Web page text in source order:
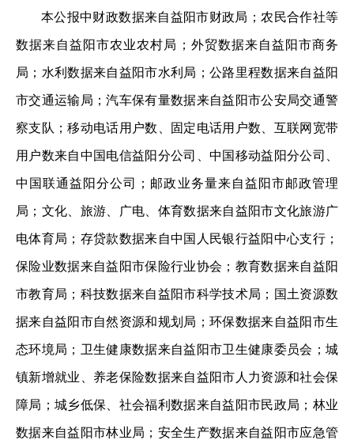
本公报中财政数据来自益阳市财政局；农民合作社等
数据来自益阳市农业农村局；外贸数据来自益阳市商务
局；水利数据来自益阳市水利局；公路里程数据来自益阳
市交通运输局；汽车保有量数据来自益阳市公安局交通警
察支队；移动电话用户数、固定电话用户数、互联网宽带
用户数来自中国电信益阳分公司、中国移动益阳分公司、
中国联通益阳分公司；邮政业务量来自益阳市邮政管理
局；文化、旅游、广电、体育数据来自益阳市文化旅游广
电体育局；存贷款数据来自中国人民银行益阳中心支行；
保险业数据来自益阳市保险行业协会；教育数据来自益阳
市教育局；科技数据来自益阳市科学技术局；国土资源数
据来自益阳市自然资源和规划局；环保数据来自益阳市生
态环境局；卫生健康数据来自益阳市卫生健康委员会；城
镇新增就业、养老保险数据来自益阳市人力资源和社会保
障局；城乡低保、社会福利数据来自益阳市民政局；林业
数据来自益阳市林业局；安全生产数据来自益阳市应急管